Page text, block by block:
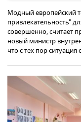
Модный европейский
привлекательность"
совершенно, считает
новый министр
что с тех пор